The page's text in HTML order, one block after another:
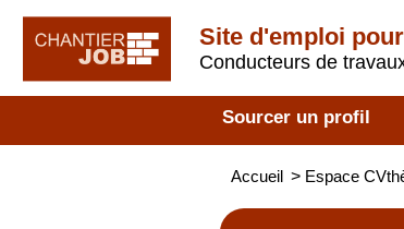
Site d'emploi
Conducteurs de
Sourcer un profil
Accueil > Espace